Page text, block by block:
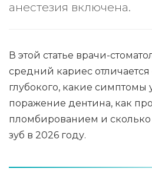
анестезия включена.
В этой статье врачи-
средний кариес отличается
глубокого, какие симптомы
поражение дентина, как
пломбированием и сколько
зуб в 2026 году.